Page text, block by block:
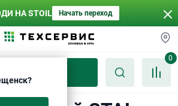
НА STOIL Начать переход
0